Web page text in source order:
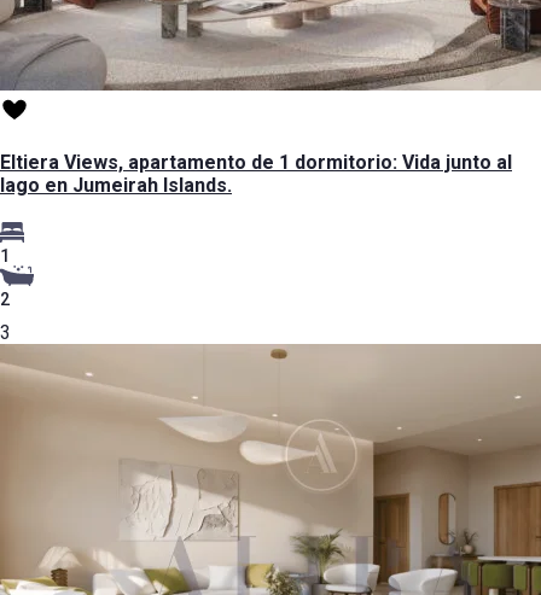
Eltiera Views, apartamento de 1 dormitorio: Vida junto al
lago en Jumeirah Islands.
1
2
3